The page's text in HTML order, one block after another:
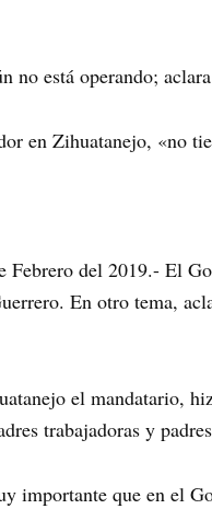
no está operando; aclara
en Zihuatanejo, «no
Febrero del 2019.- El
En otro tema,
el mandatario,
trabajadoras y
importante que en el